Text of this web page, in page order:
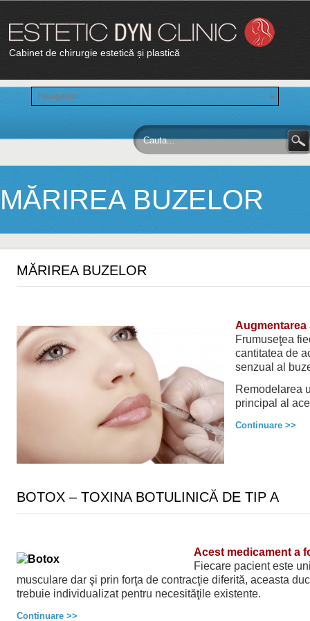
Cabinet de chirurgie estetică și plastică
MĂRIREA BUZELOR
MĂRIREA BUZELOR
Augmentarea
Frumuseţea
cantitatea de
senzual al
Remodelarea
principal al
Continuare >>
BOTOX – TOXINA BOTULINICĂ DE TIP A
Acest medicament a
Fiecare pacient este
musculare dar şi prin forţa de contracţie diferită, aceasta
trebuie individualizat pentru necesităţile existente.
Continuare >>